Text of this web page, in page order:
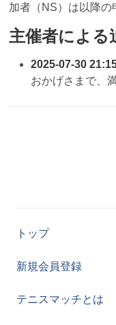
加者（NS）は以降の
主催者による
2025-07-30
おかげさまで、
トップ
新規会員登録
テニスマッチとは